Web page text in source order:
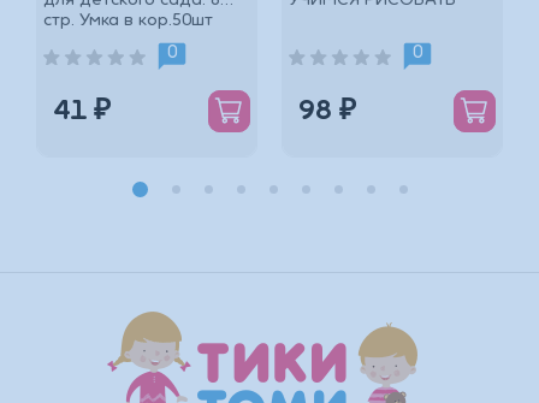
стр. Умка в кор.50шт
0
41 ₽
0
98 ₽